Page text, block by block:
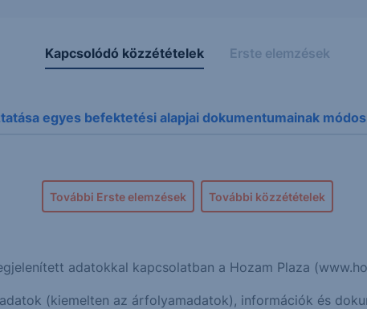
Kapcsolódó közzétételek Erste elemzések
egyes befektetési alapjai dokumentumainak
További Erste elemzések További közzétételek
adatokkal kapcsolatban a Hozam Plaza
(kiemelten az árfolyamadatok), információk és